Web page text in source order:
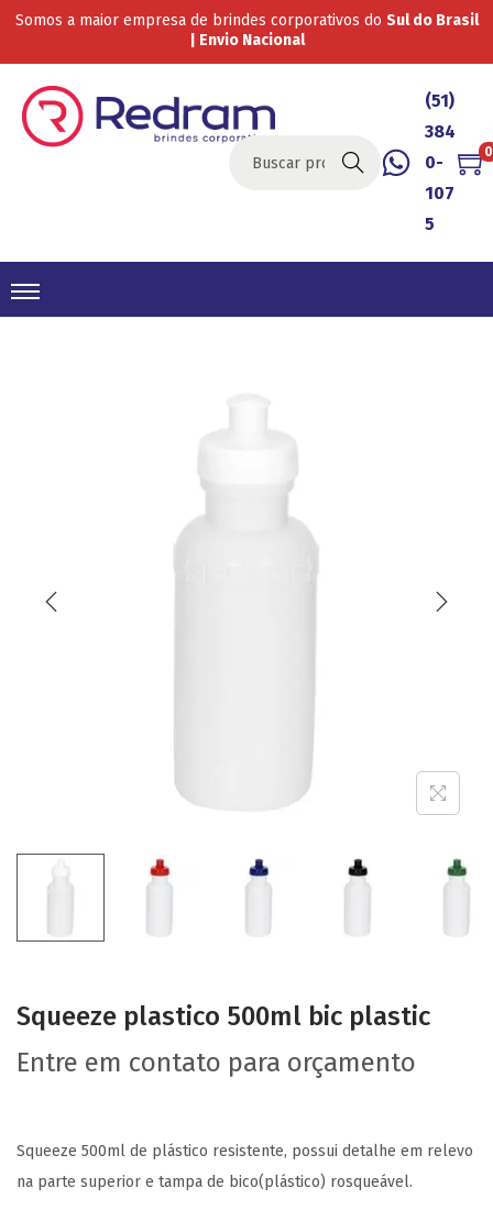
Somos a maior empresa de brindes corporativos do Sul do Brasil
| Envio Nacional
Buscar
(51)
384
0-
107
5
0
Squeeze plastico 500ml bic plastic
Entre em contato para orçamento
Squeeze 500ml de plástico resistente, possui detalhe em relevo
na parte superior e tampa de bico(plástico) rosqueável.